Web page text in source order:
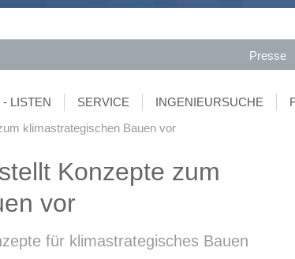
Presse
LISTEN SERVICE INGENIEURSUCHE
klimastrategischen Bauen vor
Konzepte zum
vor
für klimastrategisches Bauen